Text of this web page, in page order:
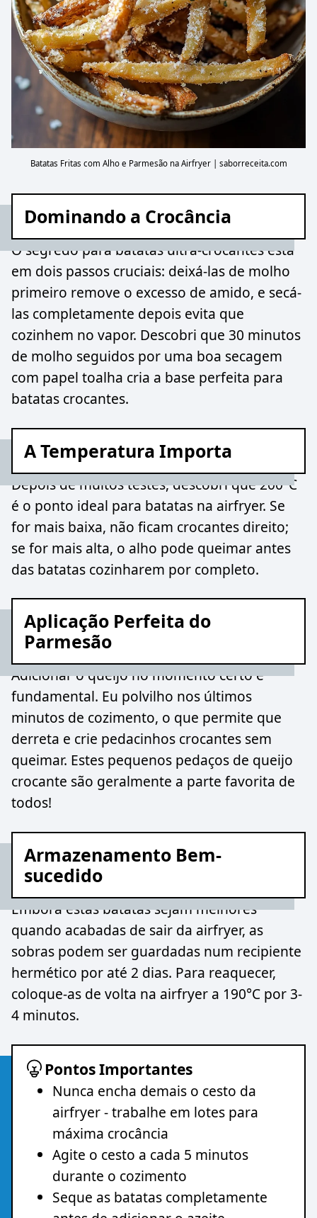
Batatas Fritas com Alho e Parmesão na Airfryer | saborreceita.com
Dominando a Crocância
O segredo para batatas ultra-crocantes está
em dois passos cruciais: deixá-las de molho
primeiro remove o excesso de amido, e secá-
las completamente depois evita que
cozinhem no vapor. Descobri que 30 minutos
de molho seguidos por uma boa secagem
com papel toalha cria a base perfeita para
batatas crocantes.
A Temperatura Importa
Depois de muitos testes, descobri que 200°C
é o ponto ideal para batatas na airfryer. Se
for mais baixa, não ficam crocantes direito;
se for mais alta, o alho pode queimar antes
das batatas cozinharem por completo.
Aplicação Perfeita do
Parmesão
Adicionar o queijo no momento certo é
fundamental. Eu polvilho nos últimos
minutos de cozimento, o que permite que
derreta e crie pedacinhos crocantes sem
queimar. Estes pequenos pedaços de queijo
crocante são geralmente a parte favorita de
todos!
Armazenamento Bem-
sucedido
Embora estas batatas sejam melhores
quando acabadas de sair da airfryer, as
sobras podem ser guardadas num recipiente
hermético por até 2 dias. Para reaquecer,
coloque-as de volta na airfryer a 190°C por 3-
4 minutos.
Pontos Importantes
Nunca encha demais o cesto da
airfryer - trabalhe em lotes para
máxima crocância
Agite o cesto a cada 5 minutos
durante o cozimento
Seque as batatas completamente